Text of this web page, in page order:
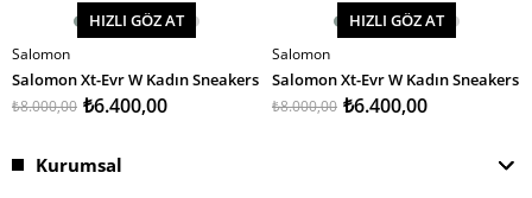
SEPETE EKLE
HIZLI GÖZ AT
Salomon
Salomon Xt-Evr W Kadın Sneakers
₺6.400,00
₺8.000,00
SEPETE EKLE
HIZLI GÖZ AT
Salomon
Salomon Xt-Evr W Kadın Sneakers
₺6.400,00
₺8.000,00
Kurumsal